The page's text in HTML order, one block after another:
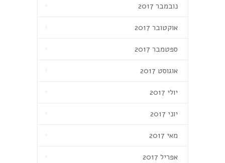
נובמבר 2017
אוקטובר 2017
ספטמבר 2017
אוגוסט 2017
יולי 2017
יוני 2017
מאי 2017
אפריל 2017